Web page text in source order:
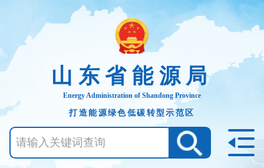
山东省能源局
Energy Administration of Shandong Province
打造能源绿色低碳转型示范区